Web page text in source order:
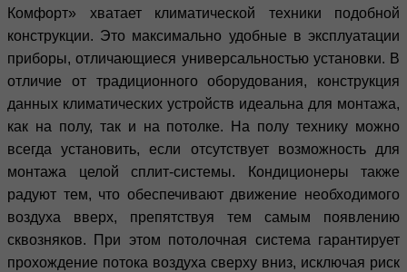
Комфорт» хватает климатической техники подобной
конструкции. Это максимально удобные в эксплуатации
приборы, отличающиеся универсальностью установки. В
отличие от традиционного оборудования, конструкция
данных климатических устройств идеальна для монтажа,
как на полу, так и на потолке. На полу технику можно
всегда установить, если отсутствует возможность для
монтажа целой сплит-системы. Кондиционеры также
радуют тем, что обеспечивают движение необходимого
воздуха вверх, препятствуя тем самым появлению
сквозняков. При этом потолочная система гарантирует
прохождение потока воздуха сверху вниз, исключая риск